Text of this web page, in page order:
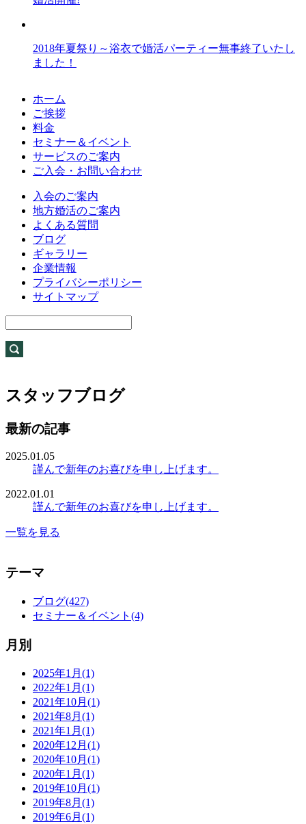
2018年夏祭り～浴衣で婚活パーティー無事終了いたし
ました！
ホーム
ご挨拶
料金
セミナー＆イベント
サービスのご案内
ご入会・お問い合わせ
入会のご案内
地方婚活のご案内
よくある質問
ブログ
ギャラリー
企業情報
プライバシーポリシー
サイトマップ
スタッフブログ
最新の記事
2025.01.05
謹んで新年のお喜びを申し上げます。
2022.01.01
謹んで新年のお喜びを申し上げます。
一覧を見る
テーマ
ブログ(427)
セミナー＆イベント(4)
月別
2025年1月(1)
2022年1月(1)
2021年10月(1)
2021年8月(1)
2021年1月(1)
2020年12月(1)
2020年10月(1)
2020年1月(1)
2019年10月(1)
2019年8月(1)
2019年6月(1)